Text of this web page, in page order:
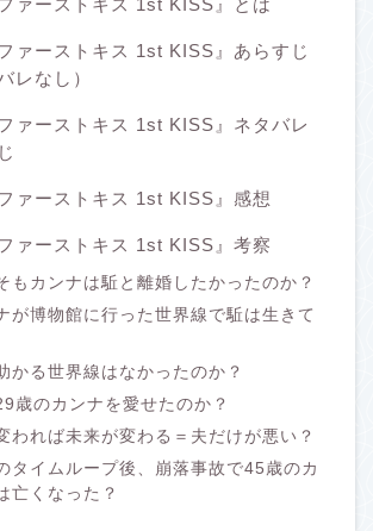
ァーストキス 1st KISS』あらすじ
レなし）
ァーストキス 1st KISS』ネタバレ
ァーストキス 1st KISS』感想
ァーストキス 1st KISS』考察
もカンナは駈と離婚したかったのか？
が博物館に行った世界線で駈は生きて
かる世界線はなかったのか？
歳のカンナを愛せたのか？
われば未来が変わる＝夫だけが悪い？
タイムループ後、崩落事故で45歳のカ
亡くなった？